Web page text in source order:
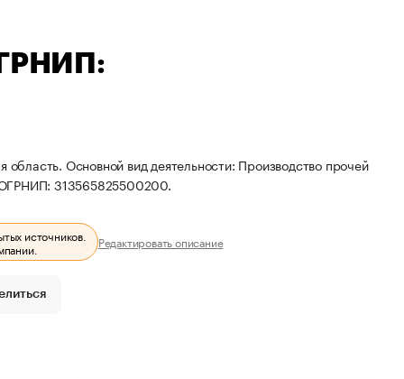
Основной вид деятельности: Производство прочей
313565825500200.
источников.
Редактировать описание